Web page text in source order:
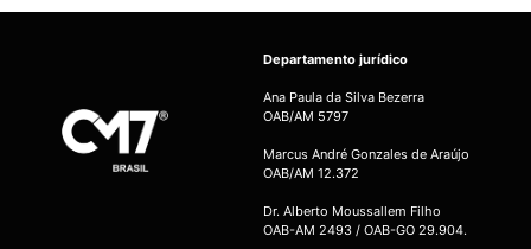
Departamento jurídico
Ana Paula da Silva Bezerra
OAB/AM 5797
Marcus André Gonzales de Araújo
OAB/AM 12.372
Dr. Alberto Moussallem Filho
OAB-AM 2493 / OAB-GO 29.904.